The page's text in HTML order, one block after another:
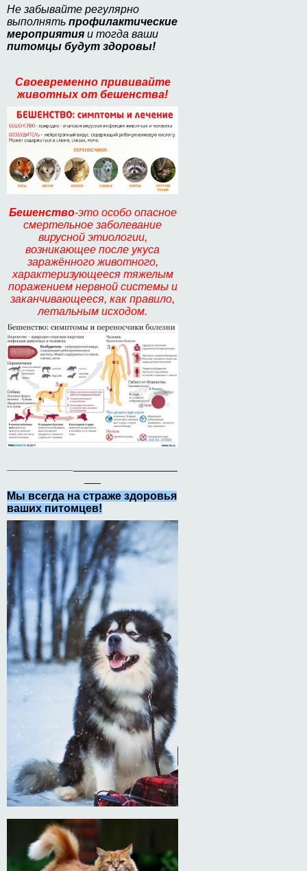
Не забывайте регулярно
выполнять профилактические
мероприятия и тогда ваши
питомцы будут здоровы!
Своевременно прививайте
животных от бешенства!
Бешенство-это особо опасное
смертельное заболевание
вирусной этиологии,
возникающее после укуса
заражённого животного,
характеризующееся тяжелым
поражением нервной системы и
заканчивающееся, как правило,
летальным исходом.
Мы всегда на страже здоровья
ваших питомцев!